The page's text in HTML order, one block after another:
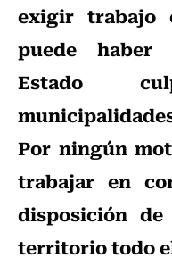
exigir trabajo
puede
Estado
Por ningún
trabajar en
disposición
territorio todo